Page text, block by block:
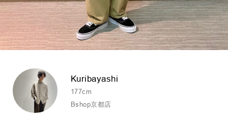
Kuribayashi
177cm
Bshop京都店